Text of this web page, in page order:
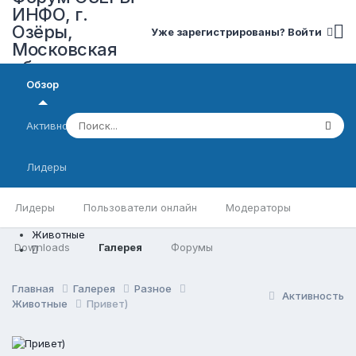
ИНФО, г.
Озёры,
Московская
область
Уже зарегистрированы? Войти
Обзор
Лидеры Пользователи онлайн Модераторы
Downloads Галерея Форумы
Активность
Лидеры
Животные
Активность
Главная Галерея
Разное
Животные
Привет)